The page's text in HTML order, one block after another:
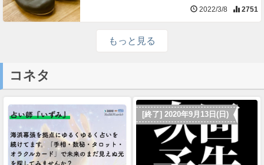
2022/3/8 2751
もっと見る
コネタ
[終了] 2020年9月13日(日)